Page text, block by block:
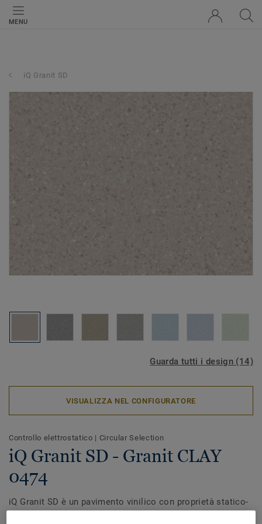
MENU
iQ Granit SD
Guarda tutti i design (14)
VISUALIZZA NEL CONFIGURATORE
Controllo elettrostatico | Circular Selection
iQ Granit SD - Granit CLAY
0474
iQ Granit SD è un pavimento vinilico con proprietà statico-